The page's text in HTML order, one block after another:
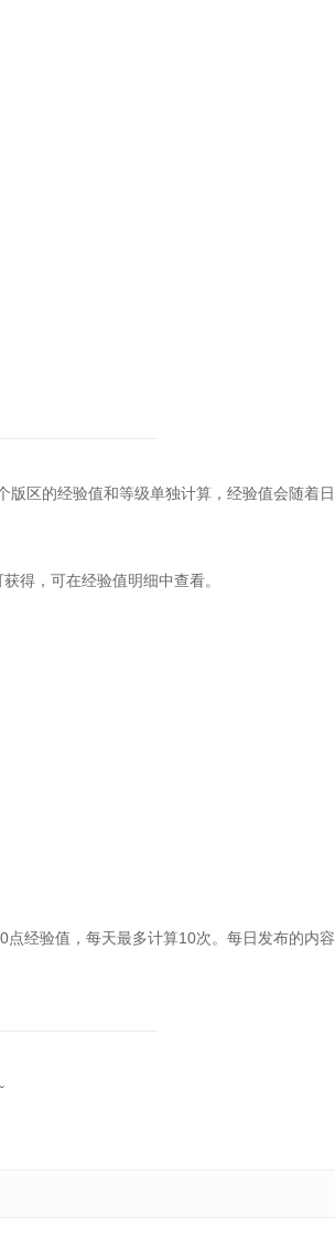
区的经验值和等级单独计算，经验值会随着日
，可在经验值明细中查看。
经验值，每天最多计算10次。每日发布的内容